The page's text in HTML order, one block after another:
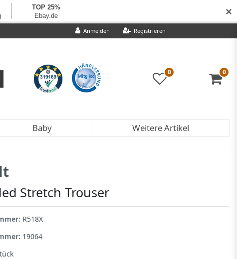
Anmelden Registrieren
0 0
Baby Weitere Artikel
Stretch Trouser
R518X
19064
✕